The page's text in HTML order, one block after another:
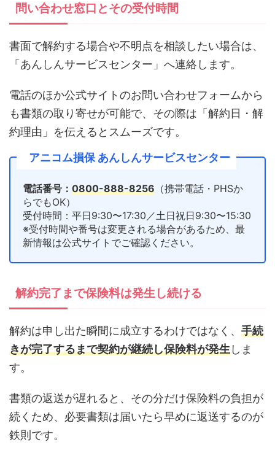
問い合わせ窓口とその受付時間
書面で解約する場合や不明点を相談したい場合は、
「あんしんサービスセンター」へ連絡します。
電話のほか公式サイトのお問い合わせフォームから
も書類の取り寄せが可能で、その際は「解約日・解
約理由」を伝えるとスムーズです。
アニコム損保 あんしんサービスセンター
電話番号： 0800-888-8256 （携帯電話・PHSか
らでもOK）
受付時間：平日9:30〜17:30／土日祝日9:30〜15:30
※受付時間や番号は変更される場合があるため、最
新情報は公式サイトでご確認ください。
解約完了まで保険料は発生し続ける
解約は申し出た瞬間に成立するわけではなく、 手続
きが完了するまで契約が継続し保険料が発生しま
す。
書類の返送が遅れると、その分だけ保険料の負担が
続くため、必要書類は届いたら早めに返送するのが
鉄則です。